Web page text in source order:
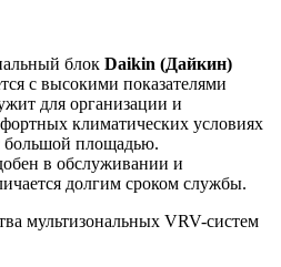
блок Daikin (Дайкин)
с высокими показателями
для организации и
климатических условиях
большой площадью.
в обслуживании и
долгим сроком службы.
мультизональных VRV-систем